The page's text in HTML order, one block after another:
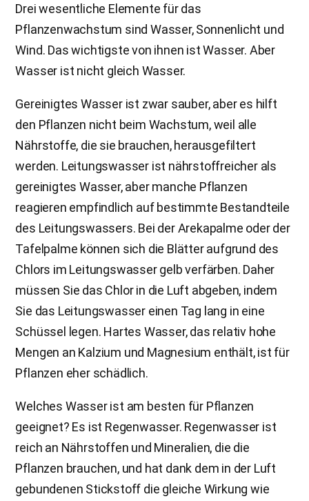
Drei wesentliche Elemente für das
Pflanzenwachstum sind Wasser, Sonnenlicht und
Wind. Das wichtigste von ihnen ist Wasser. Aber
Wasser ist nicht gleich Wasser.
Gereinigtes Wasser ist zwar sauber, aber es hilft
den Pflanzen nicht beim Wachstum, weil alle
Nährstoffe, die sie brauchen, herausgefiltert
werden. Leitungswasser ist nährstoffreicher als
gereinigtes Wasser, aber manche Pflanzen
reagieren empfindlich auf bestimmte Bestandteile
des Leitungswassers. Bei der Arekapalme oder der
Tafelpalme können sich die Blätter aufgrund des
Chlors im Leitungswasser gelb verfärben. Daher
müssen Sie das Chlor in die Luft abgeben, indem
Sie das Leitungswasser einen Tag lang in eine
Schüssel legen. Hartes Wasser, das relativ hohe
Mengen an Kalzium und Magnesium enthält, ist für
Pflanzen eher schädlich.
Welches Wasser ist am besten für Pflanzen
geeignet? Es ist Regenwasser. Regenwasser ist
reich an Nährstoffen und Mineralien, die die
Pflanzen brauchen, und hat dank dem in der Luft
gebundenen Stickstoff die gleiche Wirkung wie